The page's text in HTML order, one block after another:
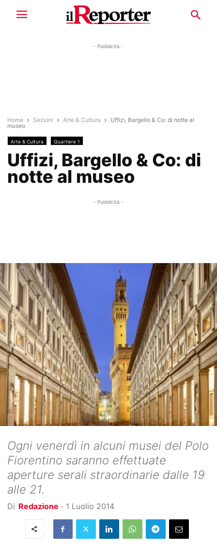
- Pubblicità -
Home Sezioni Arte & Cultura
Uffizi, Bargello & Co: di notte al
museo
Arte & Cultura Quartiere 1
Uffizi, Bargello & Co: di
notte al museo
- Pubblicità -
Ogni venerdì in alcuni musei del Polo
Fiorentino saranno effettuate
aperture serali straordinarie dalle 19
alle 21.
Di Redazione - 1 Luglio 2014